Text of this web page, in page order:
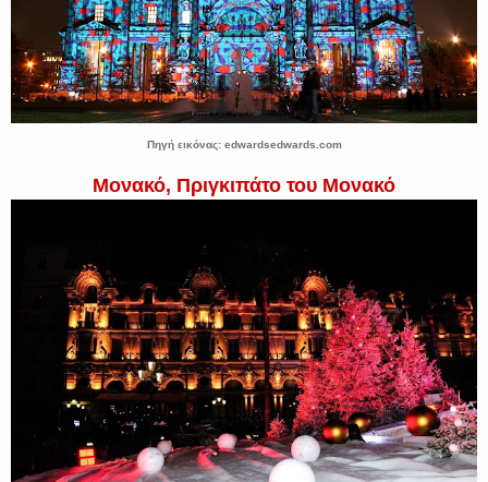
Πηγή εικόνας: edwardsedwards.com
Μονακό, Πριγκιπάτο του Μονακό